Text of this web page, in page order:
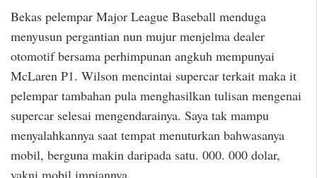
Bekas pelempar Major League Baseball menduga
menyusun pergantian nun mujur menjelma dealer
otomotif bersama perhimpunan angkuh mempunyai
McLaren P1. Wilson mencintai supercar terkait maka it
pelempar tambahan pula menghasilkan tulisan mengenai
supercar selesai mengendarainya. Saya tak mampu
menyalahkannya saat tempat menuturkan bahwasanya
mobil, berguna makin daripada satu. 000. 000 dolar,
yakni mobil impiannya.